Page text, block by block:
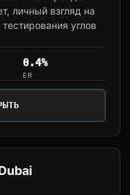
личный взгляд на
углов
0.4%
ER